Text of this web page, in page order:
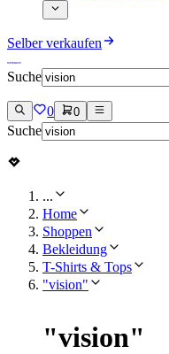
Selber verkaufen
Suche
0 0
Suche
...
Home
Shoppen
Bekleidung
T-Shirts & Tops
"vision"
"vision"